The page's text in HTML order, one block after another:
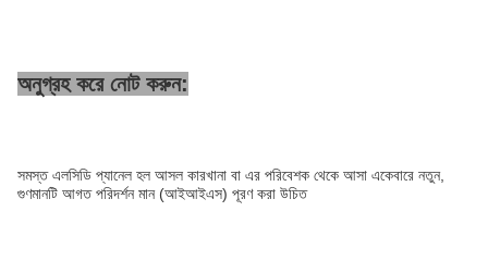
অনুগ্রহ করে নোট করুন:
সমস্ত এলসিডি প্যানেল হল আসল কারখানা বা এর পরিবেশক থেকে আসা একেবারে নতুন,
গুণমানটি আগত পরিদর্শন মান (আইআইএস) পূরণ করা উচিত